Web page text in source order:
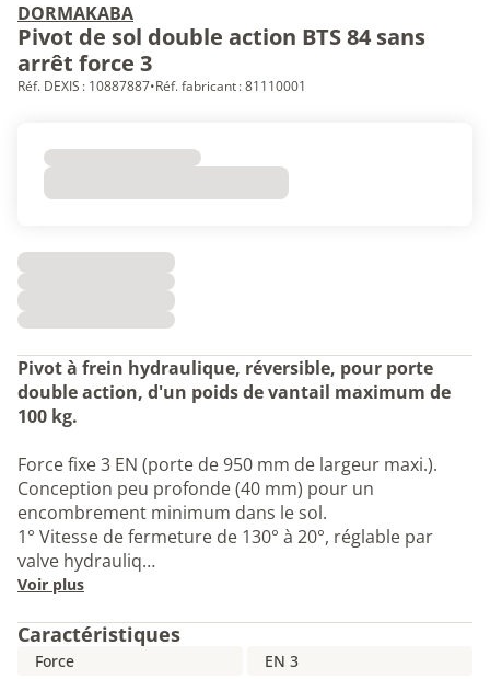
DORMAKABA
Pivot de sol double action BTS 84 sans
arrêt force 3
Réf. DEXIS : 10887887•Réf. fabricant : 81110001
Pivot à frein hydraulique, réversible, pour porte
double action, d'un poids de vantail maximum de
100 kg.
Force fixe 3 EN (porte de 950 mm de largeur maxi.).
Conception peu profonde (40 mm) pour un
encombrement minimum dans le sol.
1° Vitesse de fermeture de 130° à 20°, réglable par
valve hydrauliq…
Voir plus
Caractéristiques
Force
EN 3